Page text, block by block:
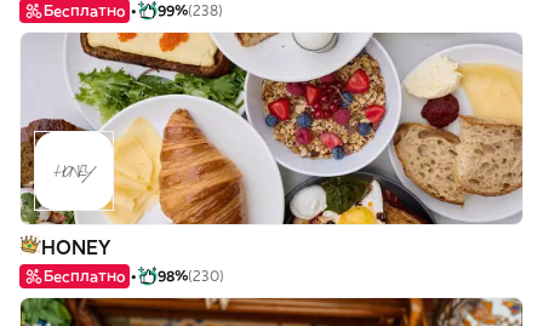
Бесплатно 99%(238)
HONEY
Бесплатно 98%(230)